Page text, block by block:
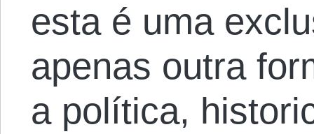
esta é uma
apenas outra
a política,